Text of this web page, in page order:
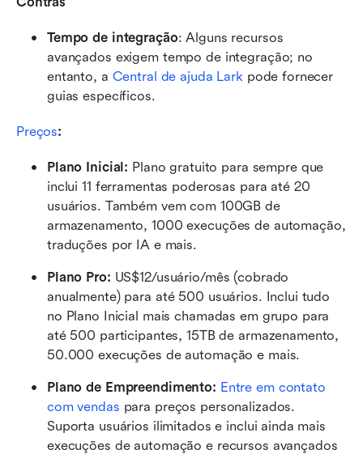
Tempo de integração: Alguns recursos
avançados exigem tempo de integração; no
entanto, a Central de ajuda Lark pode fornecer
guias específicos.
Preços:
Plano Inicial: Plano gratuito para sempre que
inclui 11 ferramentas poderosas para até 20
usuários. Também vem com 100GB de
armazenamento, 1000 execuções de automação,
traduções por IA e mais.
Plano Pro: US$12/usuário/mês (cobrado
anualmente) para até 500 usuários. Inclui tudo
no Plano Inicial mais chamadas em grupo para
até 500 participantes, 15TB de armazenamento,
50.000 execuções de automação e mais.
Plano de Empreendimento: Entre em contato
com vendas para preços personalizados.
Suporta usuários ilimitados e inclui ainda mais
execuções de automação e recursos avançados